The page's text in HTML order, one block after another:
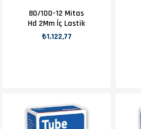
80/100-12 Mitas
Hd 2Mm İç Lastik
₺1.122,77